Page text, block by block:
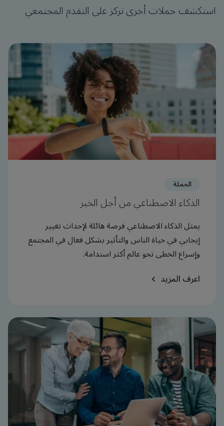
استكشف حملات أخرى تركز على التقدم المجتمعي
الحملة
الذكاء الاصطناعي من أجل الخير
يمثل الذكاء الاصطناعي فرصة هائلة لإحداث تغيير
إيجابي في حياة الناس والتأثير بشكل فعال في المجتمع
وإسراع الخطى نحو عالم أكثر استدامة.
اعرف المزيد